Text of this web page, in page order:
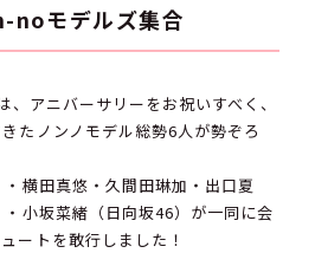
noモデルズ集合
アニバーサリーをお祝いすべく、
たノンノモデル総勢6人が勢ぞろ
横田真悠・久間田琳加・出口夏
小坂菜緒（日向坂46）が一同に会
ートを敢行しました！